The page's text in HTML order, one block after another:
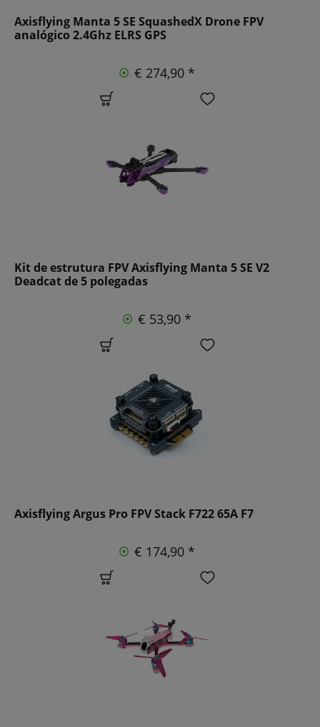
Axisflying Manta 5 SE SquashedX Drone FPV
analógico 2.4Ghz ELRS GPS
€ 274,90 *
Kit de estrutura FPV Axisflying Manta 5 SE V2
Deadcat de 5 polegadas
€ 53,90 *
Axisflying Argus Pro FPV Stack F722 65A F7
€ 174,90 *